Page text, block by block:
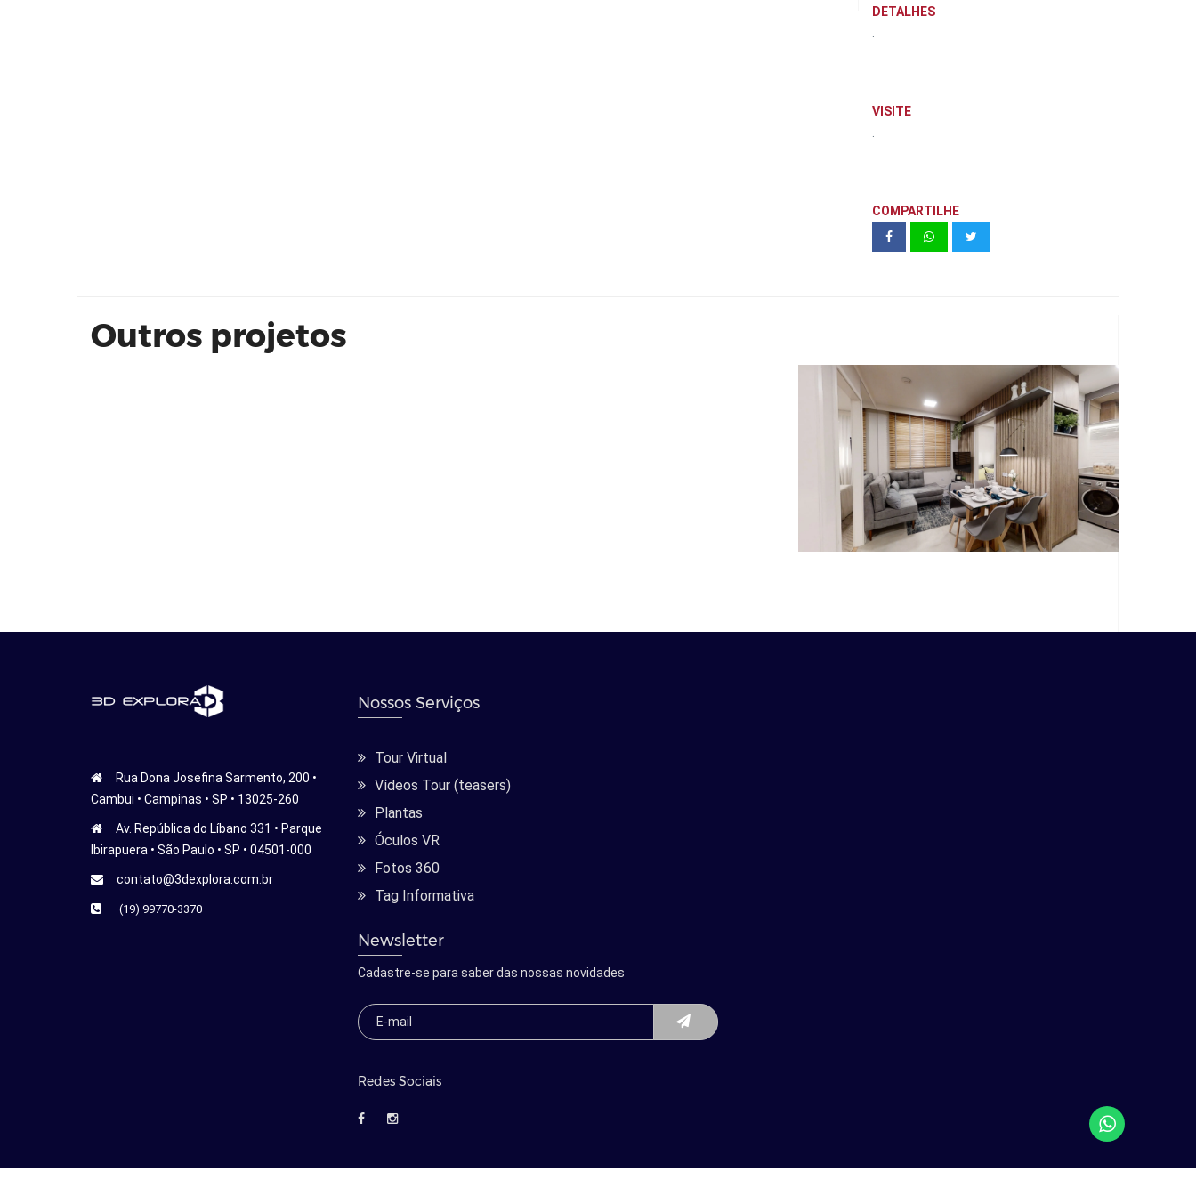
DETALHES
VISITE
COMPARTILHE
Outros projetos
VIVAZ Lapa - 2 Dorm. 33 m²
Rua Dona Josefina Sarmento, 200 •
Cambui • Campinas • SP • 13025-260
Av. República do Líbano 331 • Parque
Ibirapuera • São Paulo • SP • 04501-000
contato@3dexplora.com.br
(19) 99770-3370
Nossos Serviços
Tour Virtual
Vídeos Tour (teasers)
Plantas
Óculos VR
Fotos 360
Tag Informativa
Newsletter
Cadastre-se para saber das nossas novidades
Redes Sociais